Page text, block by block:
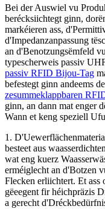
Bei der Auswiel vu
berécksiichtegt ginn,
markéieren ass,
d'Impedanzanpassung
an d'Benotzungsëmfeld
typescherweis passiv
passiv RFID Bijou-Tag
befestegt ginn andeems
zesummeklappbaren
ginn, an dann mat enger
Wann et keng speziell
1.
besteet aus
wat eng kuerz
erméiglecht an d'Botzen
Flecken erliichtert. Et ass
gëeegent fir héichpräzis
a gerecht